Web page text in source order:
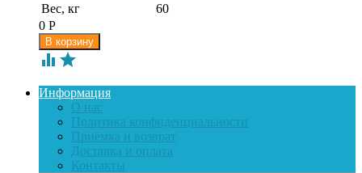
Вес, кг
60
0 Р
 
Информация
О нас
Политика конфиденциальности
Приёмка и возврат
Доставка и оплата
Контакты